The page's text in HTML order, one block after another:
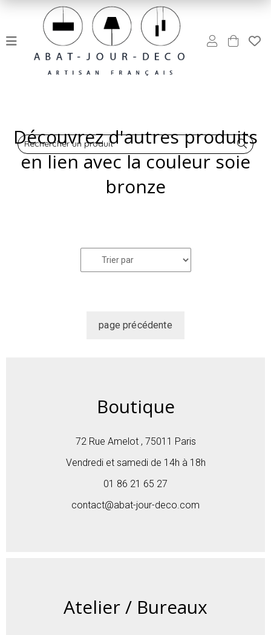
Rechercher un produit
Découvrez d'autres produits
en lien avec la couleur soie
bronze
Boutique
72 Rue Amelot , 75011 Paris
Vendredi et samedi de 14h à 18h
01 86 21 65 27
contact@abat-jour-deco.com
Atelier / Bureaux